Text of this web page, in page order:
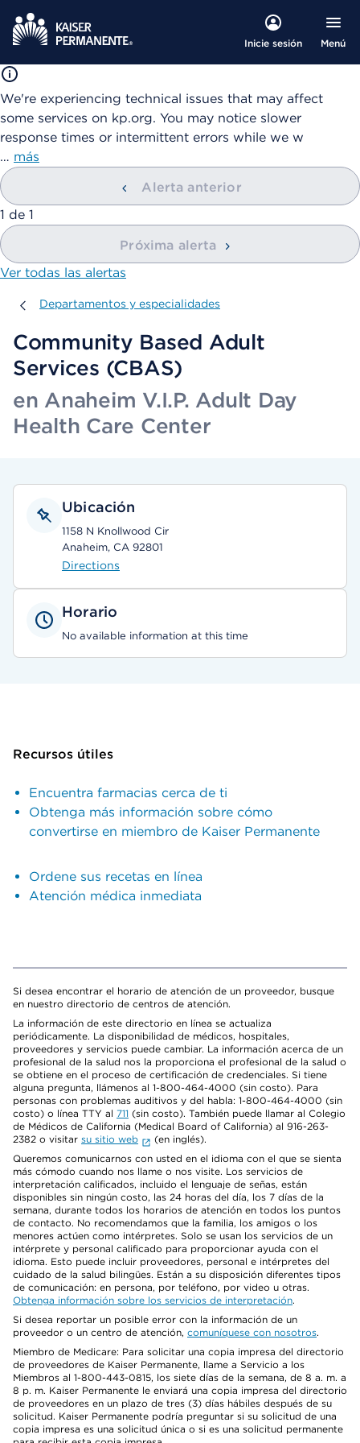
Inicie sesión Menú
We're experiencing technical issues that may affect
some services on kp.org. You may notice slower
response times or intermittent errors while we w
… más
Alerta anterior
mostrando
1 de 1
Próxima alerta
Ver todas las alertas
Departamentos y especialidades
Departamentos y especialidades
Community Based Adult
Services (CBAS)
en Anaheim V.I.P. Adult Day
Health Care Center
Ubicación
1158 N Knollwood Cir
Anaheim, CA 92801
Directions
Horario
No available information at this time
Recursos útiles
Encuentra farmacias cerca de ti
Obtenga más información sobre cómo
convertirse en miembro de Kaiser Permanente
Ordene sus recetas en línea
Atención médica inmediata
Si desea encontrar el horario de atención de un proveedor, busque
en nuestro directorio de centros de atención.
La información de este directorio en línea se actualiza
periódicamente. La disponibilidad de médicos, hospitales,
proveedores y servicios puede cambiar. La información acerca de un
profesional de la salud nos la proporciona el profesional de la salud o
se obtiene en el proceso de certificación de credenciales. Si tiene
alguna pregunta, llámenos al 1-800-464-4000 (sin costo). Para
personas con problemas auditivos y del habla: 1-800-464-4000 (sin
costo) o línea TTY al 711 (sin costo). También puede llamar al Colegio
de Médicos de California (Medical Board of California) al 916-263-
2382 o visitar su sitio web
(en inglés).
Queremos comunicarnos con usted en el idioma con el que se sienta
más cómodo cuando nos llame o nos visite. Los servicios de
interpretación calificados, incluido el lenguaje de señas, están
disponibles sin ningún costo, las 24 horas del día, los 7 días de la
semana, durante todos los horarios de atención en todos los puntos
de contacto. No recomendamos que la familia, los amigos o los
menores actúen como intérpretes. Solo se usan los servicios de un
intérprete y personal calificado para proporcionar ayuda con el
idioma. Esto puede incluir proveedores, personal e intérpretes del
cuidado de la salud bilingües. Están a su disposición diferentes tipos
de comunicación: en persona, por teléfono, por video u otras.
Obtenga información sobre los servicios de interpretación.
Si desea reportar un posible error con la información de un
proveedor o un centro de atención, comuníquese con nosotros.
Miembro de Medicare: Para solicitar una copia impresa del directorio
de proveedores de Kaiser Permanente, llame a Servicio a los
Miembros al 1-800-443-0815, los siete días de la semana, de 8 a. m. a
8 p. m. Kaiser Permanente le enviará una copia impresa del directorio
de proveedores en un plazo de tres (3) días hábiles después de su
solicitud. Kaiser Permanente podría preguntar si su solicitud de una
copia impresa es una solicitud única o si es una solicitud permanente